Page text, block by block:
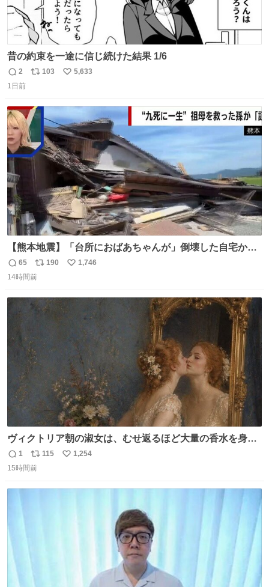
昔の約束を一途に信じ続けた結果 1/6
返
信
2
リ
ト
数
103
い
数
5,633
1日前
【熊本地震】「台所におばあちゃんが」倒壊した自宅から
孫が救出 地震発生時、台所で夕食の準備をしていた祖母の
「助けて」という声。祖母を背負い、助け出した孫が「命
返
信
65
リ
ポ
ト
190
い
1,746
14時間前
ヴィクトリア朝の淑女は、むせ返るほど大量の香水を身に
つけるものではないとされていた。それでも香水は、髪や
肌の手入れと同じくらい、ヴィクトリア朝の女性達の美容
が知る香水よりも単純な組成で、その大部分は薔薇、菫、
返
信
1
リ
ポ
115
い
1,254
15時間前